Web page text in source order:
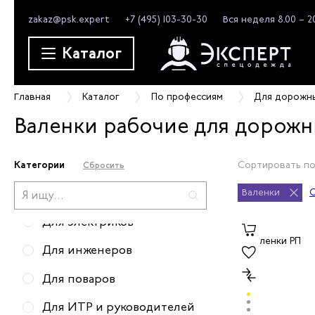
zakaz@psk.expert +7 (495) 103-30-30 Вся неделя 8.00 –
Каталог
Главная Каталог По профессиям Для
Валенки рабочие для
Категории Сбросить
Для официантов
Для строителей
Для парикмахеров
Для уборщиц
Для дорожных работников
Для пекаря
Для электриков
Для инженеров
Для поваров
Для ИТР и руководителей
Сортировать
Валенки